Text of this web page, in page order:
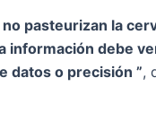
pasteurizan la
información debe
datos o precisión ”,